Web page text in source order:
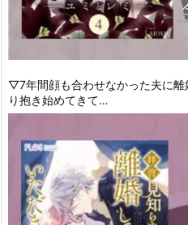
▽7年間顔も合わせなかった夫に
り抱き始めてきて…